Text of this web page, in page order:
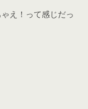
え！って感じだっ